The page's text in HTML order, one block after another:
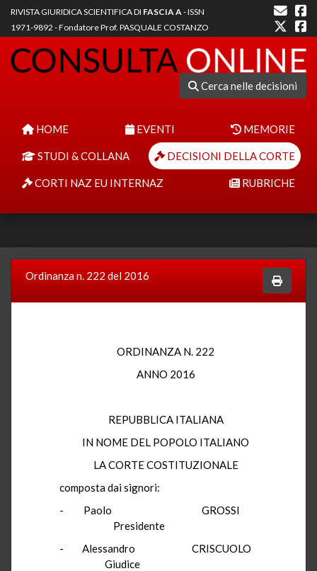
RIVISTA GIURIDICA SCIENTIFICA DI FASCIA A- ISSN
1971-9892 - Fondatore Prof. PASQUALE COSTANZO
Cerca nelle decisioni
HOME EVENTI MEMORIE
STUDI & COLLANA DECISIONI DELLA CORTE
CORTI NAZ EU INTERNAZ RUBRICHE
Ordinanza n. 222 del 2016
ORDINANZA N. 222
ANNO 2016
REPUBBLICA ITALIANA
IN NOME DEL POPOLO ITALIANO
LA CORTE COSTITUZIONALE
composta dai signori:
- Paolo GROSSI
Presidente
- Alessandro CRISCUOLO
Giudice